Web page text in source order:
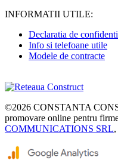
INFORMATII UTILE:
Declaratia de
Info si telefoane utile
Modele de contracte
©2026 CONSTANTA
promovare online pentru
COMMUNICATIONS SRL